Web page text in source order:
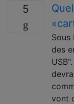
5
Sous
des
vont